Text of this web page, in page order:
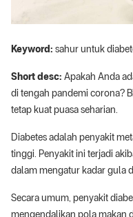
Keyword: sahur untuk
Short desc: Apakah Anda
di tengah pandemi corona?
tetap kuat puasa seharian.
Diabetes adalah penyakit
tinggi. Penyakit ini terjadi
dalam mengatur kadar gula
Secara umum, penyakit
mengendalikan pola makan